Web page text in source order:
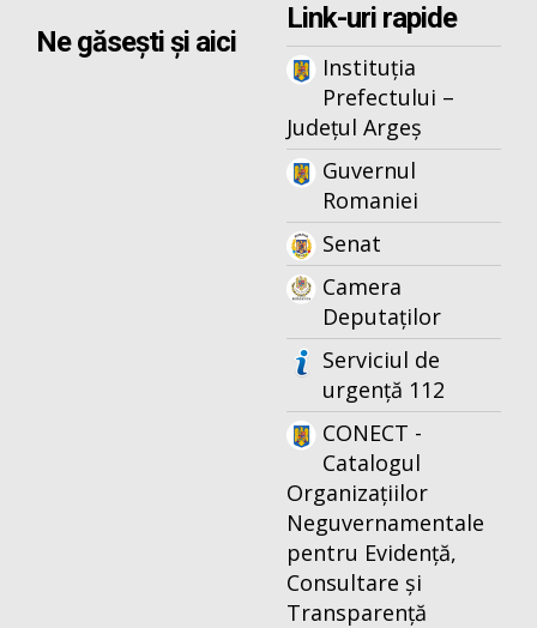
Ne găsești și aici
Link-uri rapide
Instituția
Prefectului –
Județul Argeș
Guvernul
Romaniei
Senat
Camera
Deputaților
Serviciul de
urgență 112
CONECT -
Catalogul
Organizațiilor
Neguvernamentale
pentru Evidență,
Consultare și
Transparență